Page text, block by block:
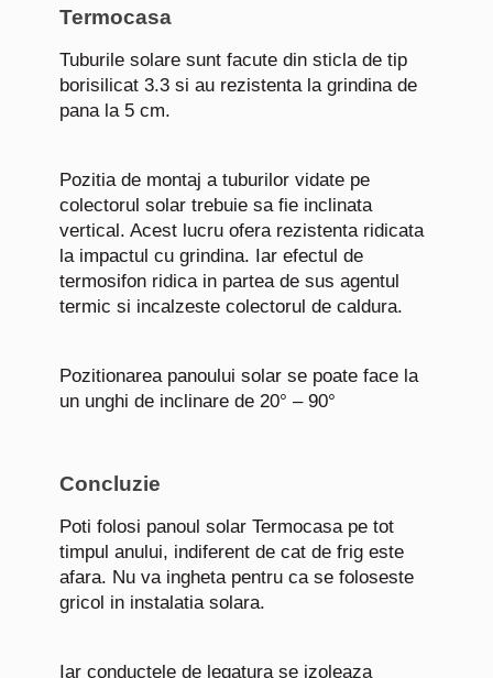
Termocasa
Tuburile solare sunt facute din sticla de tip
borisilicat 3.3 si au rezistenta la grindina de
pana la 5 cm.
Pozitia de montaj a tuburilor vidate pe
colectorul solar trebuie sa fie inclinata
vertical. Acest lucru ofera rezistenta ridicata
la impactul cu grindina. Iar efectul de
termosifon ridica in partea de sus agentul
termic si incalzeste colectorul de caldura.
Pozitionarea panoului solar se poate face la
un unghi de inclinare de 20° – 90°
Concluzie
Poti folosi panoul solar Termocasa pe tot
timpul anului, indiferent de cat de frig este
afara. Nu va ingheta pentru ca se foloseste
gricol in instalatia solara.
Iar conductele de legatura se izoleaza